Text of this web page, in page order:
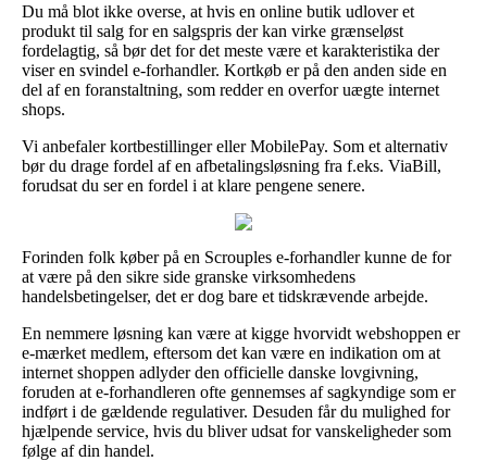
Du må blot ikke overse, at hvis en online butik udlover et
produkt til salg for en salgspris der kan virke grænseløst
fordelagtig, så bør det for det meste være et karakteristika der
viser en svindel e-forhandler. Kortkøb er på den anden side en
del af en foranstaltning, som redder en overfor uægte internet
shops.
Vi anbefaler kortbestillinger eller MobilePay. Som et alternativ
bør du drage fordel af en afbetalingsløsning fra f.eks. ViaBill,
forudsat du ser en fordel i at klare pengene senere.
Forinden folk køber på en Scrouples e-forhandler kunne de for
at være på den sikre side granske virksomhedens
handelsbetingelser, det er dog bare et tidskrævende arbejde.
En nemmere løsning kan være at kigge hvorvidt webshoppen er
e-mærket medlem, eftersom det kan være en indikation om at
internet shoppen adlyder den officielle danske lovgivning,
foruden at e-forhandleren ofte gennemses af sagkyndige som er
indført i de gældende regulativer. Desuden får du mulighed for
hjælpende service, hvis du bliver udsat for vanskeligheder som
følge af din handel.